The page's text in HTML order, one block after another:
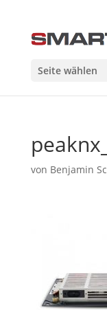
Seite wählen
von Benjamin